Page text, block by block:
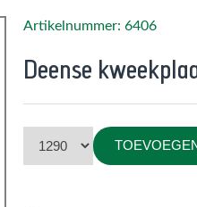
Artikelnummer: 6406
Deense